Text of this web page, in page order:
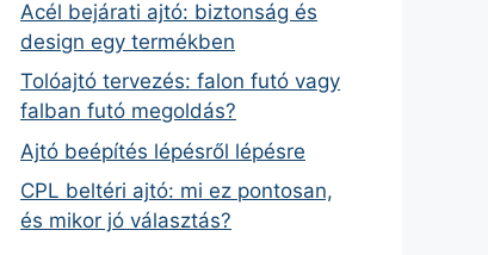
Acél bejárati ajtó: biztonság és
design egy termékben
Tolóajtó tervezés: falon futó vagy
falban futó megoldás?
Ajtó beépítés lépésről lépésre
CPL beltéri ajtó: mi ez pontosan,
és mikor jó választás?